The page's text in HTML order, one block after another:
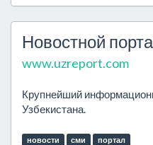
Новостной
www.uzreport.com
Крупнейший
Узбекистана.
новости сми портал